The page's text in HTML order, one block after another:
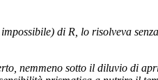
di R, lo risolveva
nemmeno sotto il diluvio di